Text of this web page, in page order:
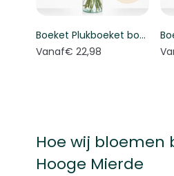
Boeket Plukboeket bont - Keuze bloemist
Vanaf€ 22,98
Hoe wij bloemen
Hooge Mierde